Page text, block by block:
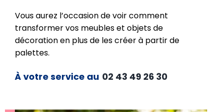
Vous aurez l’occasion de voir comment
transformer vos meubles et objets de
décoration en plus de les créer à partir de
palettes.
À votre service au 02 43 49 26 30